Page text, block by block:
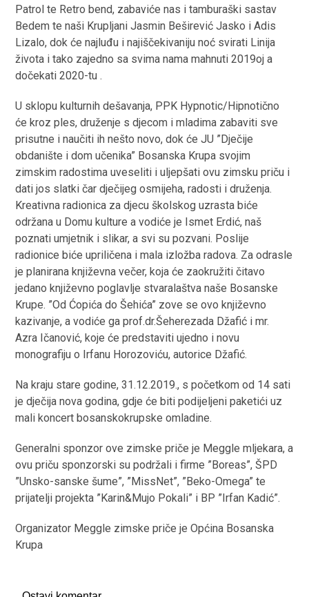
Patrol te Retro bend, zabaviće nas i tamburaški sastav
Bedem te naši Krupljani Jasmin Beširević Jasko i Adis
Lizalo, dok će najluđu i najiščekivaniju noć svirati Linija
života i tako zajedno sa svima nama mahnuti 2019oj a
dočekati 2020-tu .
U sklopu kulturnih dešavanja, PPK Hypnotic/Hipnotično
će kroz ples, druženje s djecom i mladima zabaviti sve
prisutne i naučiti ih nešto novo, dok će JU ”Dječije
obdanište i dom učenika” Bosanska Krupa svojim
zimskim radostima uveseliti i uljepšati ovu zimsku priču i
dati jos slatki čar dječijeg osmijeha, radosti i druženja.
Kreativna radionica za djecu školskog uzrasta biće
održana u Domu kulture a vodiće je Ismet Erdić, naš
poznati umjetnik i slikar, a svi su pozvani. Poslije
radionice biće upriličena i mala izložba radova. Za odrasle
je planirana književna večer, koja će zaokružiti čitavo
jedano književno poglavlje stvaralaštva naše Bosanske
Krupe. ”Od Ćopića do Šehića” zove se ovo književno
kazivanje, a vodiće ga prof.dr.Šeherezada Džafić i mr.
Azra Ičanović, koje će predstaviti ujedno i novu
monografiju o Irfanu Horozoviću, autorice Džafić.
Na kraju stare godine, 31.12.2019., s početkom od 14 sati
je dječija nova godina, gdje će biti podijeljeni paketići uz
mali koncert bosanskokrupske omladine.
Generalni sponzor ove zimske priče je Meggle mljekara, a
ovu priču sponzorski su podržali i firme ”Boreas”, ŠPD
”Unsko-sanske šume”, ”MissNet”, ”Beko-Omega” te
prijatelji projekta ”Karin&Mujo Pokali” i BP ”Irfan Kadić”.
Organizator Meggle zimske priče je Općina Bosanska
Krupa